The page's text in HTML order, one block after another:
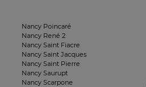
Nancy Poincaré
Nancy René 2
Nancy Saint Fiacre
Nancy Saint Jacques
Nancy Saint Pierre
Nancy Saurupt
Nancy Scarpone